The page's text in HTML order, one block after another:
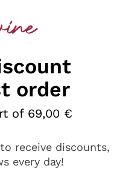
order
of 69,00 €
receive discounts,
every day!